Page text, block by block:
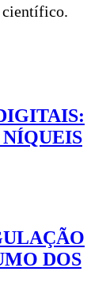
científico.
DOS